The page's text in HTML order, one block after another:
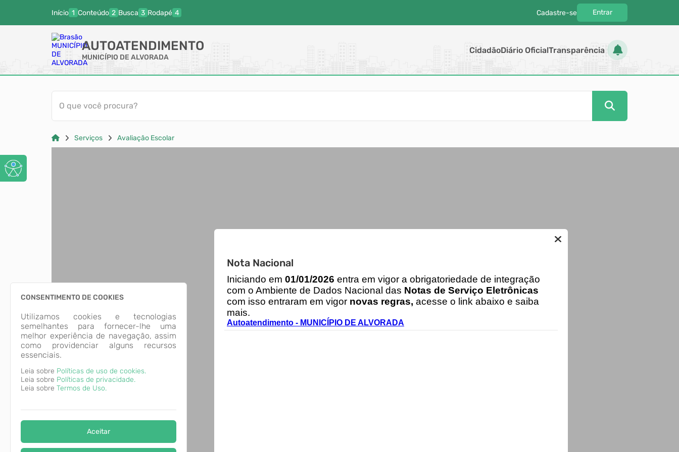
Início Conteúdo Busca Rodapé Cadastre-se Entrar
AUTOATENDIMENTO
MUNICÍPIO DE ALVORADA
CidadãoDiário OficialTransparência
O que você procura?
Serviços Avaliação Escolar
CONSENTIMENTO DE COOKIES
Utilizamos cookies e tecnologias
semelhantes para fornecer-lhe uma
melhor experiência de navegação, assim
como providenciar alguns recursos
essenciais.
Leia sobre Políticas de uso de cookies.
Leia sobre Políticas de privacidade.
Leia sobre Termos de Uso.
Aceitar
Nota Nacional
Iniciando em 01/01/2026 entra em vigor a obrigatoriedade de integração
com o Ambiente de Dados Nacional das Notas de Serviço Eletrônicas
com isso entraram em vigor novas regras, acesse o link abaixo e saiba
mais.
Autoatendimento - MUNICÍPIO DE ALVORADA